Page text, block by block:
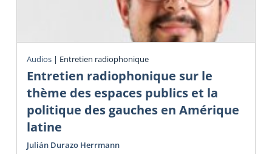
Audios | Entretien radiophonique
Entretien radiophonique sur le
thème des espaces publics et la
politique des gauches en Amérique
latine
Julián Durazo Herrmann